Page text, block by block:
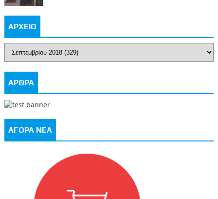
ΑΡΧΕΙΟ
ΑΡΘΡΑ
ΑΓΟΡΑ ΝΕΑ